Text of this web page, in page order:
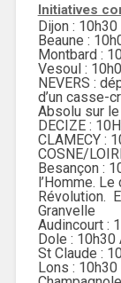
Initiatives
Dijon :
Beaune :
Montbard :
Vesoul :
NEVERS :
d’un casse-
Absolu sur
DECIZE :
CLAMECY :
COSNE/
Besançon :
l’Homme.
Révolution.
Granvelle
Audincourt :
Dole : 10h30
St Claude :
Lons :